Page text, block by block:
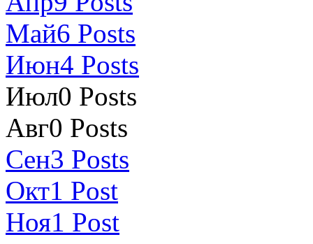
Май6 Posts
Июн4 Posts
Июл0 Posts
Авг0 Posts
Сен3 Posts
Окт1 Post
Ноя1 Post